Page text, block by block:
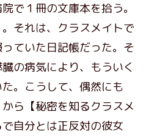
で１冊の文庫本を拾う。
それは、クラスメイトで
ていた日記帳だった。そ
の病気により、もういく
。こうして、偶然にも
ら【秘密を知るクラスメ
自分とは正反対の彼女